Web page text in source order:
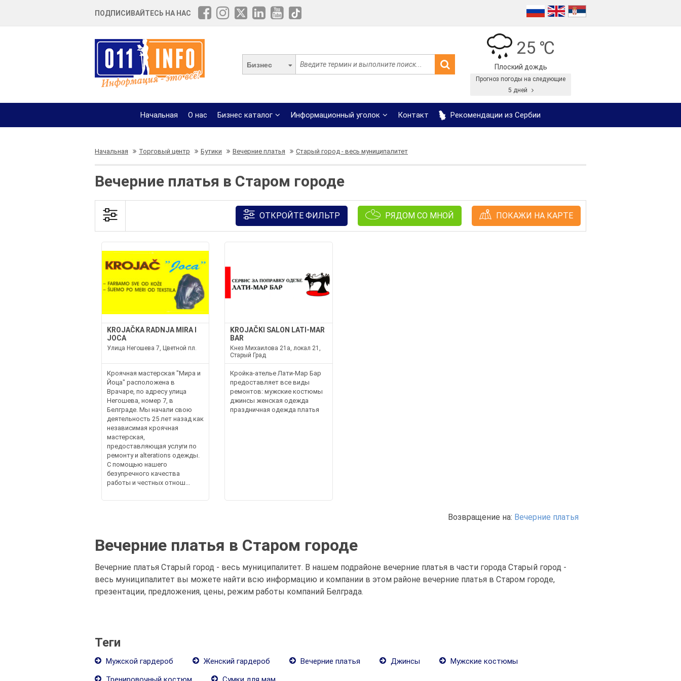
ПОДПИСИВАЙТЕСЬ НА НАС
Бизнес
25 ℃
Плоский дождь
Прогноз погоды на следующие
5 дней
Начальная О нас Бизнес каталог Информационный уголок Контакт Рекомендации из Сербии
Начальная Торговый центр Бутики Вечерние платья Старый город - весь муниципалитет
Вечерние платья в Старом городе
ОТКРОЙТЕ ФИЛЬТР РЯДОМ СО МНОЙ ПОКАЖИ НА КАРТЕ
KROJAČKA RADNJA MIRA I
JOCA
Улица Негошева 7, Цветной пл.
Кроячная мастерская "Мира и
Йоца" расположена в
Врачаре, по адресу улица
Негошева, номер 7, в
Белграде. Мы начали свою
деятельность 25 лет назад как
независимая кроячная
мастерская,
предоставляющая услуги по
ремонту и alterations одежды.
С помощью нашего
безупречного качества
работы и честных отнош...
KROJAČKI SALON LATI-MAR
BAR
Кнез Михаилова 21a, локал 21,
Старый Град
Кройка-ателье Лати-Мар Бар
предоставляет все виды
ремонтов: мужские костюмы
джинсы женская одежда
праздничная одежда платья
Возвращение на: Вечерние платья
Вечерние платья в Старом городе
Вечерние платья Старый город - весь муниципалитет. В нашем подрайоне вечерние платья в части города Старый город -
весь муниципалитет вы можете найти всю информацию и компании в этом районе вечерние платья в Старом городе,
презентации, предложения, цены, режим работы компаний Белграда.
Теги
Мужской гардероб Женский гардероб Вечерние платья Джинсы
Мужские костюмы